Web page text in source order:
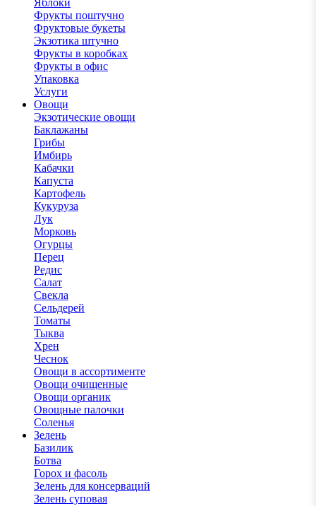
Яблоки
Фрукты поштучно
Фруктовые букеты
Экзотика штучно
Фрукты в коробках
Фрукты в офис
Упаковка
Услуги
Овощи
Экзотические овощи
Баклажаны
Грибы
Имбирь
Кабачки
Капуста
Картофель
Кукуруза
Лук
Морковь
Огурцы
Перец
Редис
Салат
Свекла
Сельдерей
Томаты
Тыква
Хрен
Чеснок
Овощи в ассортименте
Овощи очищенные
Овощи органик
Овощные палочки
Соленья
Зелень
Базилик
Ботва
Горох и фасоль
Зелень для консерваций
Зелень суповая